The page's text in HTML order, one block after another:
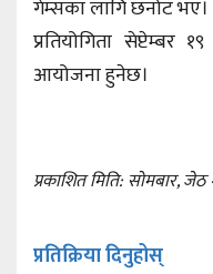
गेम्सका लागि छनोट भए।
प्रतियोगिता
आयोजना हुनेछ।
प्रकाशित मिति: सोमबार,
प्रतिक्रिया दिनुहोस्